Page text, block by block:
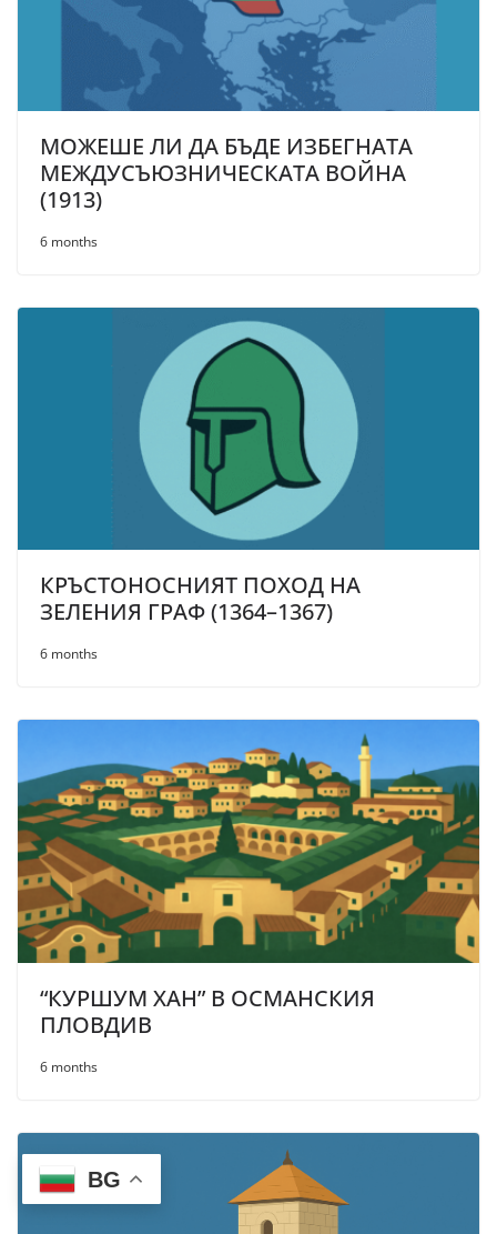
МОЖЕШЕ ЛИ ДА БЪДЕ ИЗБЕГНАТА
МЕЖДУСЪЮЗНИЧЕСКАТА ВОЙНА
(1913)
6 months
КРЪСТОНОСНИЯТ ПОХОД НА
ЗЕЛЕНИЯ ГРАФ (1364–1367)
6 months
“КУРШУМ ХАН” В ОСМАНСКИЯ
ПЛОВДИВ
6 months
BG